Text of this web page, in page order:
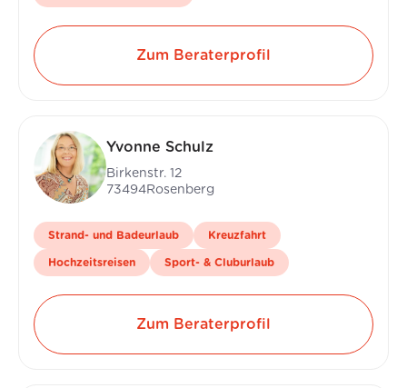
Zum Beraterprofil
Yvonne Schulz
Birkenstr. 12
73494Rosenberg
Strand- und Badeurlaub Kreuzfahrt
Hochzeitsreisen Sport- & Cluburlaub
Zum Beraterprofil